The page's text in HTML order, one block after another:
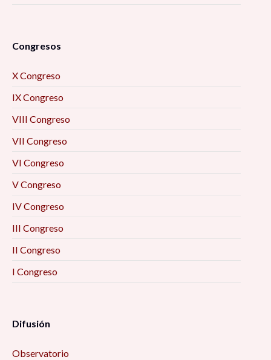
Congresos
X Congreso
IX Congreso
VIII Congreso
VII Congreso
VI Congreso
V Congreso
IV Congreso
III Congreso
II Congreso
I Congreso
Difusión
Observatorio